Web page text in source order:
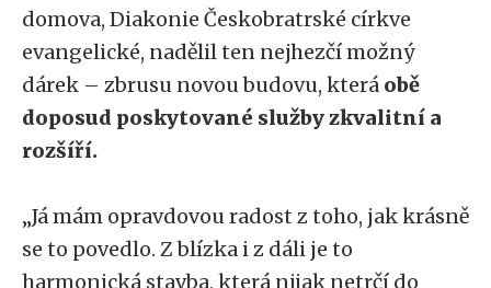
domova, Diakonie Českobratrské církve
evangelické, nadělil ten nejhezčí možný
dárek – zbrusu novou budovu, která obě
doposud poskytované služby zkvalitní a
rozšíří.
„Já mám opravdovou radost z toho, jak krásně
se to povedlo. Z blízka i z dáli je to
harmonická stavba, která nijak netrčí do